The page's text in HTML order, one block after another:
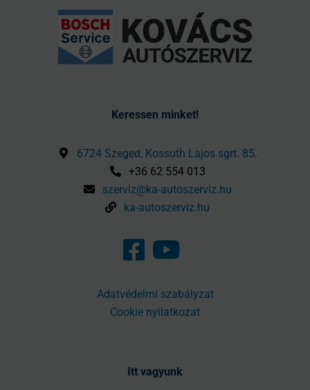
Keressen minket!
6724 Szeged, Kossuth Lajos sgrt. 85.
+36 62 554 013
szerviz@ka-autoszerviz.hu
ka-autoszerviz.hu
Adatvédelmi szabályzat
Cookie nyilatkozat
Itt vagyunk